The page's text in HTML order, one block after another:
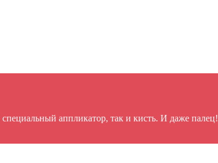
аппликатор, так и кисть. И даже палец!